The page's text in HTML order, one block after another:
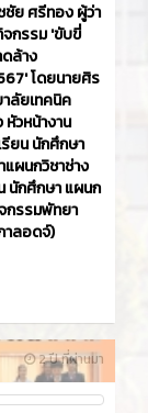
ชัย ศรีทอง ผู้ว่า
จกรรม 'ขับขี่
ล้าง
โดยนายศิร
ลัยเทคนิค
วหน้างาน
ยน นักศึกษา
ผนกวิชาช่าง
นักศึกษา แผนก
กรรมพัทยา
าลอดจ์)
2 ปี ที่ผ่านมา